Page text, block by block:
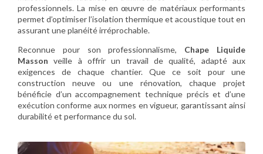
professionnels. La mise en œuvre de matériaux performants
permet d’optimiser l’isolation thermique et acoustique tout en
assurant une planéité irréprochable.
Reconnue pour son professionnalisme, Chape Liquide
Masson veille à offrir un travail de qualité, adapté aux
exigences de chaque chantier. Que ce soit pour une
construction neuve ou une rénovation, chaque projet
bénéficie d’un accompagnement technique précis et d’une
exécution conforme aux normes en vigueur, garantissant ainsi
durabilité et performance du sol.